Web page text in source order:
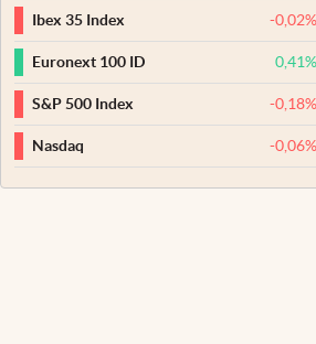
Ibex 35 Index
-0,02%
Euronext 100 ID 0,41%
S&P 500 Index -0,18%
Nasdaq -0,06%